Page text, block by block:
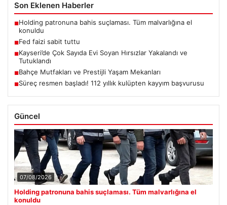
Son Eklenen Haberler
■Holding patronuna bahis suçlaması. Tüm malvarlığına el
konuldu
■Fed faizi sabit tuttu
■Kayseri’de Çok Sayıda Evi Soyan Hırsızlar Yakalandı ve
Tutuklandı
■Bahçe Mutfakları ve Prestijli Yaşam Mekanları
■Süreç resmen başladı! 112 yıllık kulüpten kayyım başvurusu
Güncel
07/08/2026
Holding patronuna bahis suçlaması. Tüm malvarlığına el
konuldu